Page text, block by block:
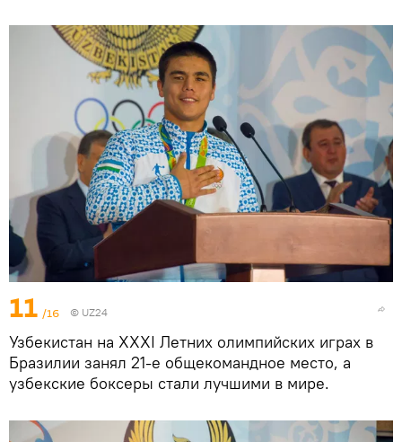
11 /16 © UZ24
Узбекистан на XXXI Летних олимпийских играх в
Бразилии занял 21-е общекомандное место, а
узбекские боксеры стали лучшими в мире.